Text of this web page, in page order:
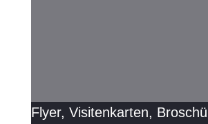
Flyer, Visitenkarten,